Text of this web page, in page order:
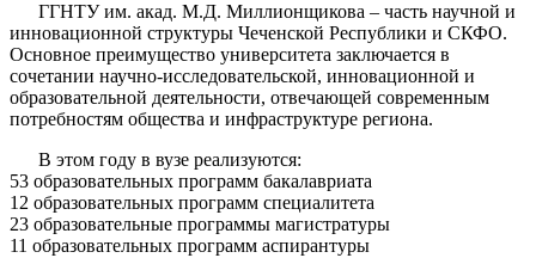
ГГНТУ им. акад. М.Д. Миллионщикова – часть научной и
инновационной структуры Чеченской Республики и СКФО.
Основное преимущество университета заключается в
сочетании научно-исследовательской, инновационной и
образовательной деятельности, отвечающей современным
потребностям общества и инфраструктуре региона.
В этом году в вузе реализуются:
53 образовательных программ бакалавриата
12 образовательных программ специалитета
23 образовательные программы магистратуры
11 образовательных программ аспирантуры